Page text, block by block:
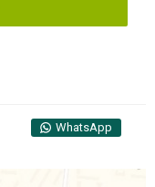
WhatsApp